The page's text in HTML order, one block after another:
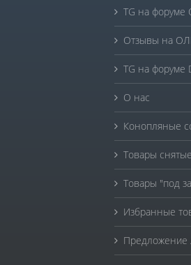
TG на форуме
Отзывы на
TG на форуме
О нас
Конопляные
Товары
Товары "под
Избранные